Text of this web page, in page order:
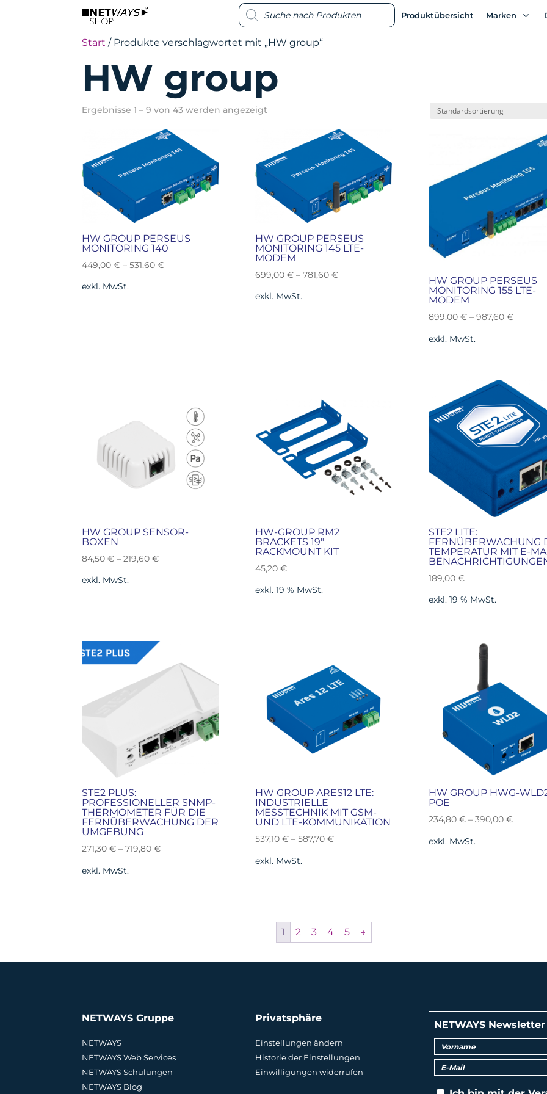
Products
search
Produktübersicht Marken
Products
search
Produktübersicht Marken
Start / Produkte verschlagwortet mit „HW group“
HW group
Ergebnisse 1 – 9 von 43 werden angezeigt
HW GROUP PERSEUS
MONITORING 140
449,00€ –531,60€
exkl. MwSt.
HW GROUP PERSEUS
MONITORING 145 LTE-
MODEM
699,00 €– 781,60 €
exkl. MwSt.
HW GROUP PERSEUS
MONITORING 155 LTE-
MODEM
899,00 €– 987,60 €
exkl. MwSt.
HW GROUP SENSOR-
BOXEN
84,50€ –219,60€
exkl. MwSt.
HW-GROUP RM2
BRACKETS 19″
RACKMOUNT KIT
45,20 €
exkl. 19 % MwSt.
STE2 LITE:
FERNÜBERWACHUNG
TEMPERATUR MIT E-
189,00 €
exkl. 19 % MwSt.
STE2 PLUS:
PROFESSIONELLER SNMP-
THERMOMETER FÜR DIE
FERNÜBERWACHUNG DER
UMGEBUNG
271,30€ –719,80€
exkl. MwSt.
HW GROUP ARES12 LTE:
INDUSTRIELLE
MESSTECHNIK MIT GSM-
UND LTE-KOMMUNIKATION
537,10 €– 587,70 €
exkl. MwSt.
HW GROUP HWG-
POE
234,80 €– 390,00 €
exkl. MwSt.
1 2 3 4 5 →
NETWAYS Gruppe
NETWAYS
NETWAYS Web Services
NETWAYS Schulungen
NETWAYS Blog
Privatsphäre
Einstellungen ändern
Historie der Einstellungen
Einwilligungen widerrufen
NETWAYS Newsletter